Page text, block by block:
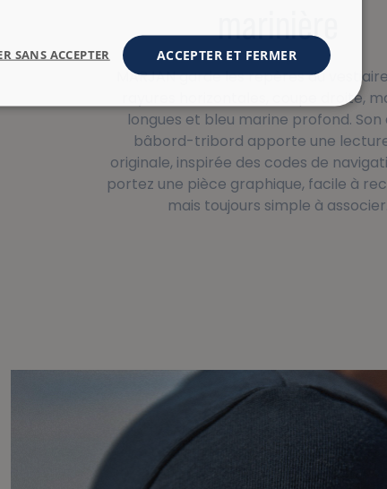
marinière
MARJAN garde les repères du
rayures horizontales, coupe droite,
longues et bleu marine profond. Son
bâbord-tribord apporte une
originale, inspirée des codes de
portez une pièce graphique, facile à
mais toujours simple à associer.
ACCEPTER ET FERMER
SANS ACCEPTER